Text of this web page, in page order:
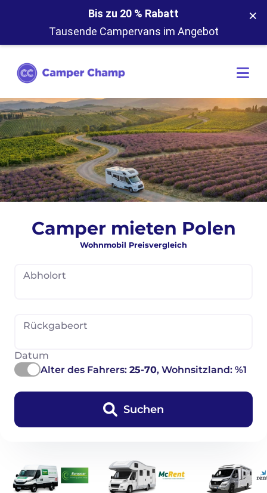
Bis zu 20 % Rabatt
Tausende Campervans im Angebot
×
Camper mieten Polen
Wohnmobil Preisvergleich
Abholort
Rückgabeort
Datum
Alter des Fahrers: 25-70, Wohnsitzland: %1
Suchen